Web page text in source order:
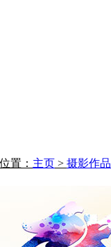
置： 主页 > 摄影作品